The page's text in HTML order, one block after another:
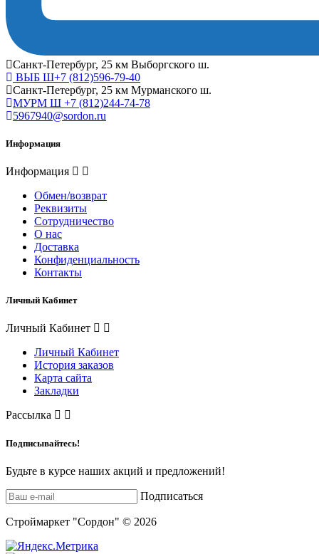
Cанкт-Петербург, 25 км Выборгского ш.
ВЫБ Ш+7 (812)596-79-40
Cанкт-Петербург, 25 км Мурманского ш.
МУРМ Ш +7 (812)244-74-78
5967940@sordon.ru
Информация
Информация
Обмен/возврат
Реквизиты
Сотрудничество
О нас
Доставка
Конфиденциальность
Контакты
Личный Кабинет
Личный Кабинет
Личный Кабинет
История заказов
Карта сайта
Закладки
Рассылка
Подписывайтесь!
Будьте в курсе наших акций и предложений!
Подписаться
Строймаркет "Сордон" © 2026